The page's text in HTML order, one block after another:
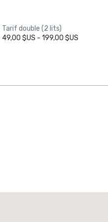
Tarif double (2 lits)
49,00 $US - 199,00 $US